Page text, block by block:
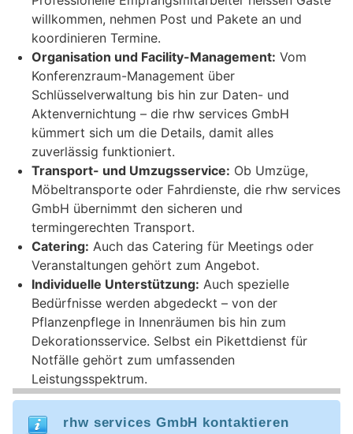
willkommen, nehmen Post und Pakete an und
koordinieren Termine.
Organisation und Facility-Management: Vom
Konferenzraum-Management über
Schlüsselverwaltung bis hin zur Daten- und
Aktenvernichtung – die rhw services GmbH
kümmert sich um die Details, damit alles
zuverlässig funktioniert.
Transport- und Umzugsservice: Ob Umzüge,
Möbeltransporte oder Fahrdienste, die rhw services
GmbH übernimmt den sicheren und
termingerechten Transport.
Catering: Auch das Catering für Meetings oder
Veranstaltungen gehört zum Angebot.
Individuelle Unterstützung: Auch spezielle
Bedürfnisse werden abgedeckt – von der
Pflanzenpflege in Innenräumen bis hin zum
Dekorationsservice. Selbst ein Pikettdienst für
Notfälle gehört zum umfassenden
Leistungsspektrum.
rhw services GmbH kontaktieren